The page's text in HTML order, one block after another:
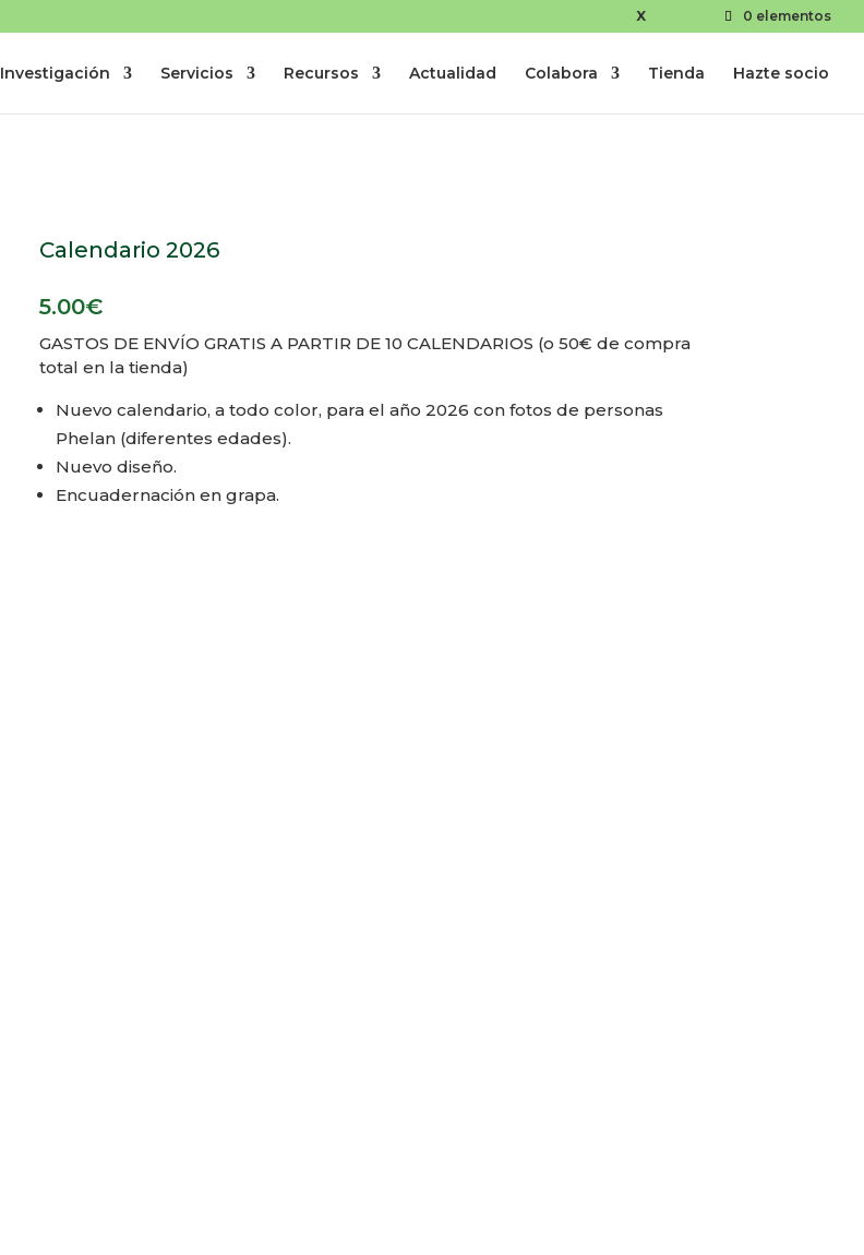
X 0 elementos
Investigación Servicios Recursos Actualidad Colabora Tienda Hazte socio
Calendario 2026
5.00€
GASTOS DE ENVÍO GRATIS A PARTIR DE 10 CALENDARIOS (o 50€ de compra
total en la tienda)
Nuevo calendario, a todo color, para el año 2026 con fotos de personas
Phelan (diferentes edades).
Nuevo diseño.
Encuadernación en grapa.